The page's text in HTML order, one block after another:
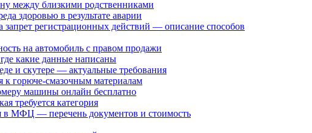
между близкими родственниками
здоровью в результате аварии
запрет регистрационных действий — описание способов
на автомобиль с правом продажи
какие данные написаны
и скутере — актуальные требования
горюче-смазочным материалам
машины онлайн бесплатно
требуется категория
в МФЦ — перечень документов и стоимость